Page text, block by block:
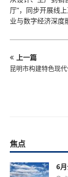
厅”，同步开展线
业与数字经济深度
上一篇
昆明市构建特色现
焦点
6